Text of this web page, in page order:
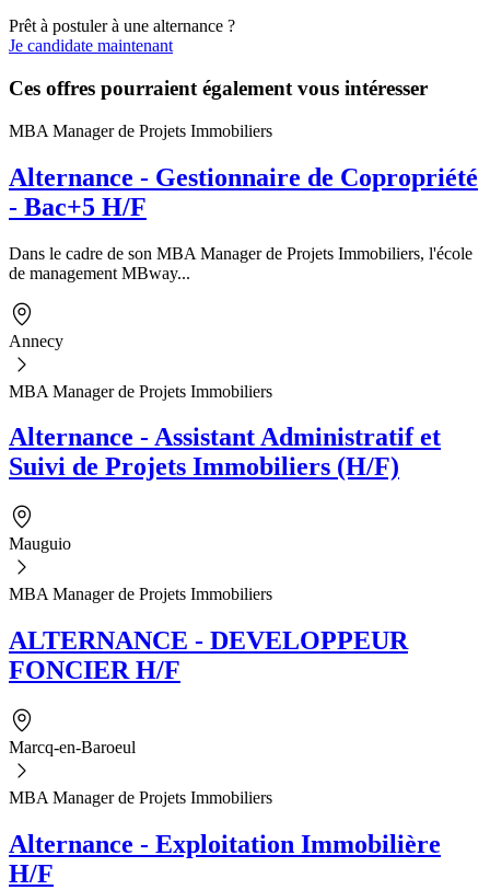
Prêt à postuler à une alternance ?
Je candidate maintenant
Ces offres pourraient également vous intéresser
MBA Manager de Projets Immobiliers
Alternance - Gestionnaire de Copropriété
- Bac+5 H/F
Dans le cadre de son MBA Manager de Projets Immobiliers, l'école
de management MBway...
Annecy
MBA Manager de Projets Immobiliers
Alternance - Assistant Administratif et
Suivi de Projets Immobiliers (H/F)
Mauguio
MBA Manager de Projets Immobiliers
ALTERNANCE - DEVELOPPEUR
FONCIER H/F
Marcq-en-Baroeul
MBA Manager de Projets Immobiliers
Alternance - Exploitation Immobilière
H/F